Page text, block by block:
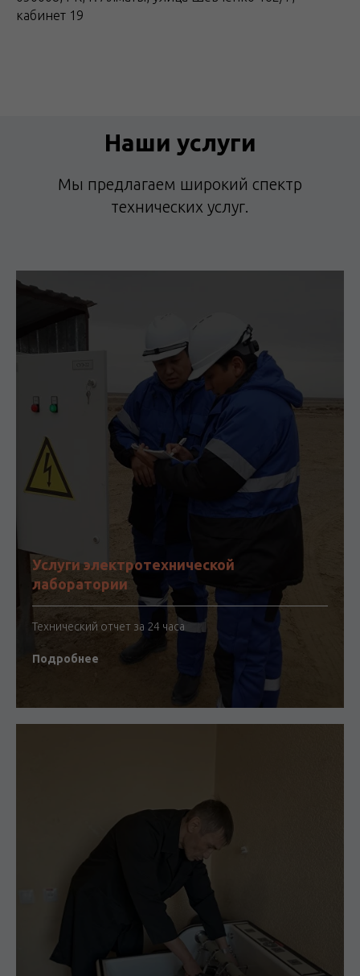
кабинет 19
Наши услуги
Мы предлагаем широкий спектр
технических услуг.
Услуги электротехнической
лаборатории
Технический отчет за 24 часа
Подробнее